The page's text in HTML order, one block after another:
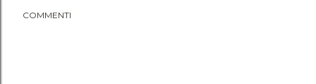
COMMENTI